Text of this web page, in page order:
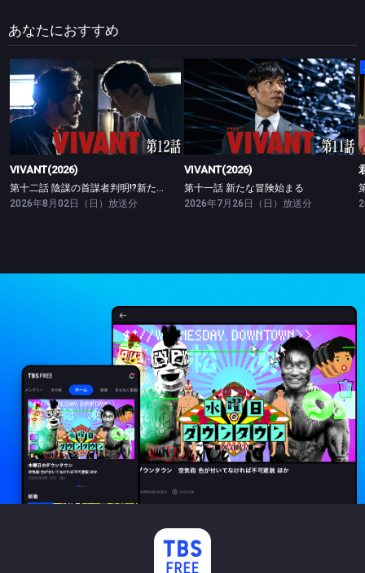
あなたにおすすめ
VIVANT(2026)
VIVANT(2026)
第十二話 陰謀の首謀者判明!?新たな仲間との対峙
2026年8月02日（日）放送分
VIVANT(2026)
第十一話 新たな冒険始まる
VIVANT(2026)
第十一話 新たな冒険始まる
2026年7月26日（日）放送分